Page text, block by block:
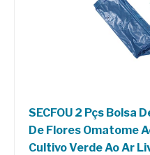
SECFOU 2 Pçs Bolsa
De Flores Omatome
Cultivo Verde Ao Ar